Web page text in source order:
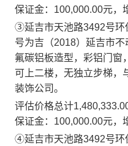
保证金： 100,000.00元，
③延吉市天池路3492号环
号为吉（2018）延吉市不
氟碳铝板造型，彩铝门窗
可上二楼，无独立步梯，
装饰公司。
评估价格总计
保证金： 100,000.00元，
④延吉市天池路3492号环